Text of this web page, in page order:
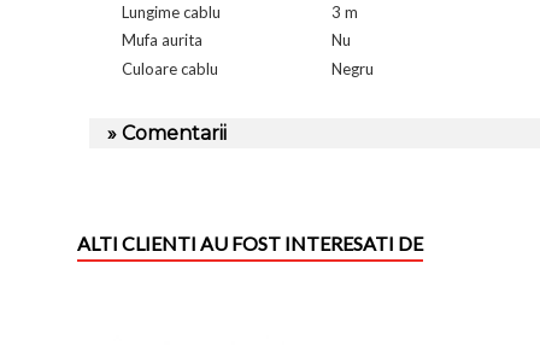
Lungime cablu
3 m
Mufa aurita
Nu
Culoare cablu
Negru
» Comentarii
ALTI CLIENTI AU FOST INTERESATI DE